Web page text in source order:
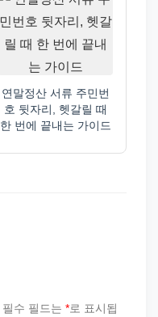
연말정산 서류 주민번
호 뒷자리, 헷갈릴 때
한 번에 끝내는 가이드
필수 필드는 *로 표시됩